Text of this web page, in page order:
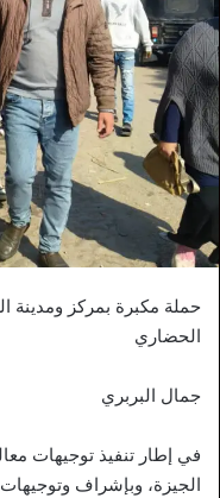
حملة مكبرة بمركز ومدينة
الحضاري
جمال البربري
في إطار تنفيذ توجيهات
الجيزة، وبإشراف